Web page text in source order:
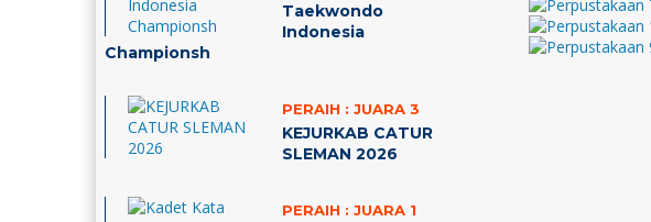
Taekwondo
Indonesia
Championsh
PERAIH : JUARA 3
KEJURKAB CATUR
SLEMAN 2026
PERAIH : JUARA 1